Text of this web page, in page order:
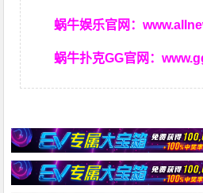
蜗牛娱乐官网：
蜗牛扑克GG官网：